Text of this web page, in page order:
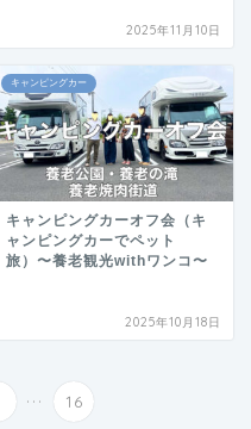
2025年11月10日
キャンピングカー
キャンピングカーオフ会（キ
ャンピングカーでペット
旅）〜養老観光withワンコ〜
2025年10月18日
... 16